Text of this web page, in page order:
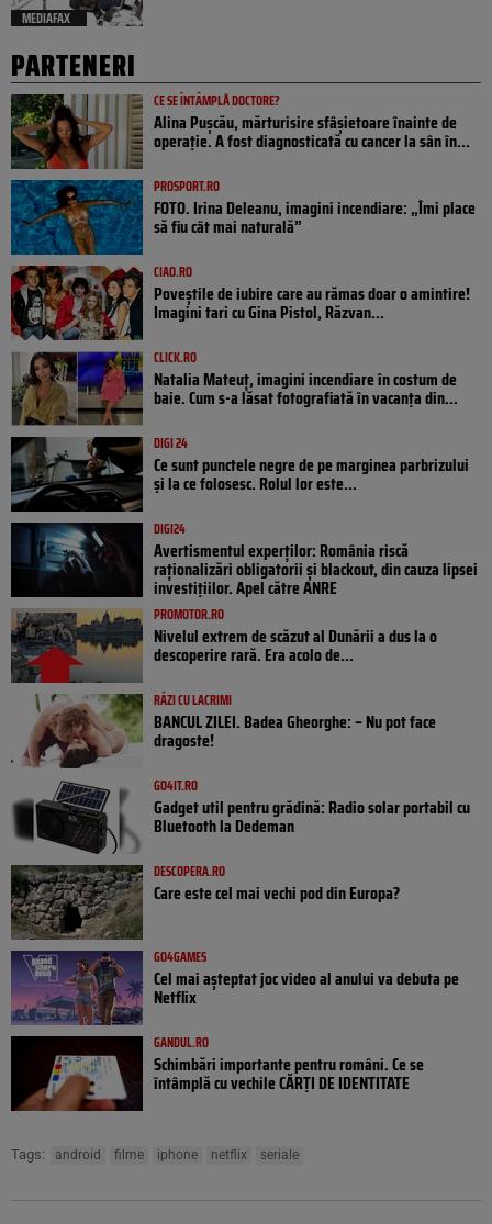
MEDIAFAX
PARTENERI
CE SE ÎNTÂMPLĂ DOCTORE?
Alina Pușcău, mărturisire sfâșietoare înainte de
operație. A fost diagnosticată cu cancer la sân în...
PROSPORT.RO
FOTO. Irina Deleanu, imagini incendiare: „Îmi place
să fiu cât mai naturală”
CIAO.RO
Poveştile de iubire care au rămas doar o amintire!
Imagini tari cu Gina Pistol, Răzvan...
CLICK.RO
Natalia Mateuț, imagini incendiare în costum de
baie. Cum s-a lăsat fotografiată în vacanța din...
DIGI 24
Ce sunt punctele negre de pe marginea parbrizului
și la ce folosesc. Rolul lor este...
DIGI24
Avertismentul experților: România riscă
raționalizări obligatorii și blackout, din cauza lipsei
investițiilor. Apel către ANRE
PROMOTOR.RO
Nivelul extrem de scăzut al Dunării a dus la o
descoperire rară. Era acolo de...
RÂZI CU LACRIMI
BANCUL ZILEI. Badea Gheorghe: – Nu pot face
dragoste!
GO4IT.RO
Gadget util pentru grădină: Radio solar portabil cu
Bluetooth la Dedeman
DESCOPERA.RO
Care este cel mai vechi pod din Europa?
GO4GAMES
Cel mai așteptat joc video al anului va debuta pe
Netflix
GANDUL.RO
Schimbări importante pentru români. Ce se
întâmplă cu vechile CĂRȚI DE IDENTITATE
Tags: android filme iphone netflix seriale